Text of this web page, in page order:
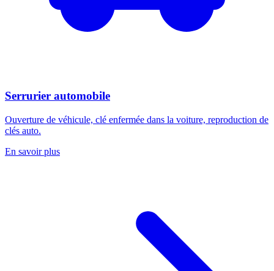
Serrurier automobile
Ouverture de véhicule, clé enfermée dans la voiture, reproduction de
clés auto.
En savoir plus